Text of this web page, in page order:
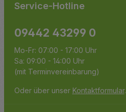
Service-Hotline
09442 43299 0
Mo-Fr: 07:00 - 17:00 Uhr
Sa: 09:00 - 14:00 Uhr
(mit Terminvereinbarung)
Oder über unser Kontaktformular.